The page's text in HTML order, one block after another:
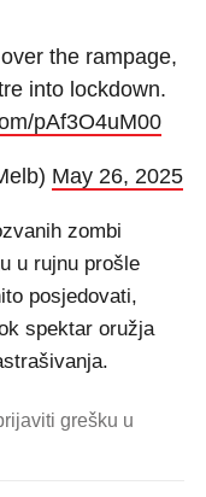
the rampage,
into lockdown.
pAf3O4uM00
May 26, 2025
zombi
u rujnu prošle
posjedovati,
spektar oružja
grešku u